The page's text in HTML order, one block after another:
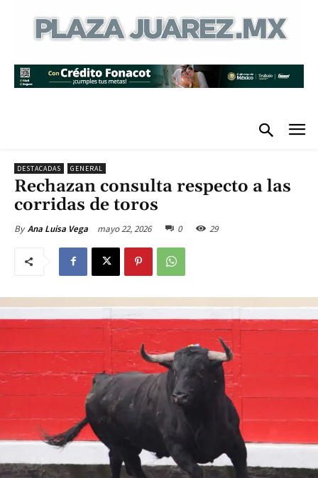
DESTACADAS GENERAL
Rechazan consulta respecto a las
corridas de toros
By Ana Luisa Vega mayo 22, 2026 0 29